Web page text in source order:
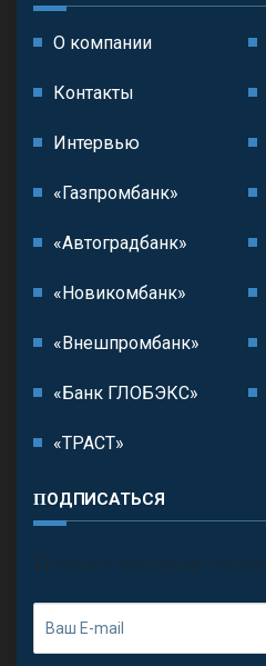
О компании
Контакты
Интервью
«Газпромбанк»
«Автоградбанк»
«Новикомбанк»
«Внешпромбанк»
«Банк ГЛОБЭКС»
«ТРАСТ»
ПОДПИСАТЬСЯ
П олучить последние